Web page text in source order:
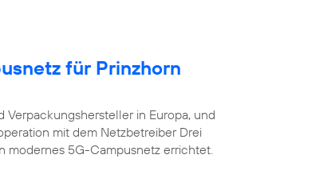
für Prinzhorn
in Europa, und
mit dem Netzbetreiber Drei
modernes 5G-Campusnetz errichtet.